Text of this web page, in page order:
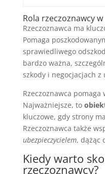
Rola rzeczoznawcy
Rzeczoznawca ma
Pomaga
sprawiedliwego
bardzo ważna,
szkody i negocjacjach z
Rzeczoznawca
Najważniejsze, to
kluczowe, gdy strony
Rzeczoznawca także
ubezpieczycielem, dążąc
Kiedy warto
rzeczoznawcy?